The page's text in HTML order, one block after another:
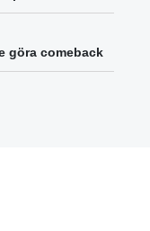
göra comeback